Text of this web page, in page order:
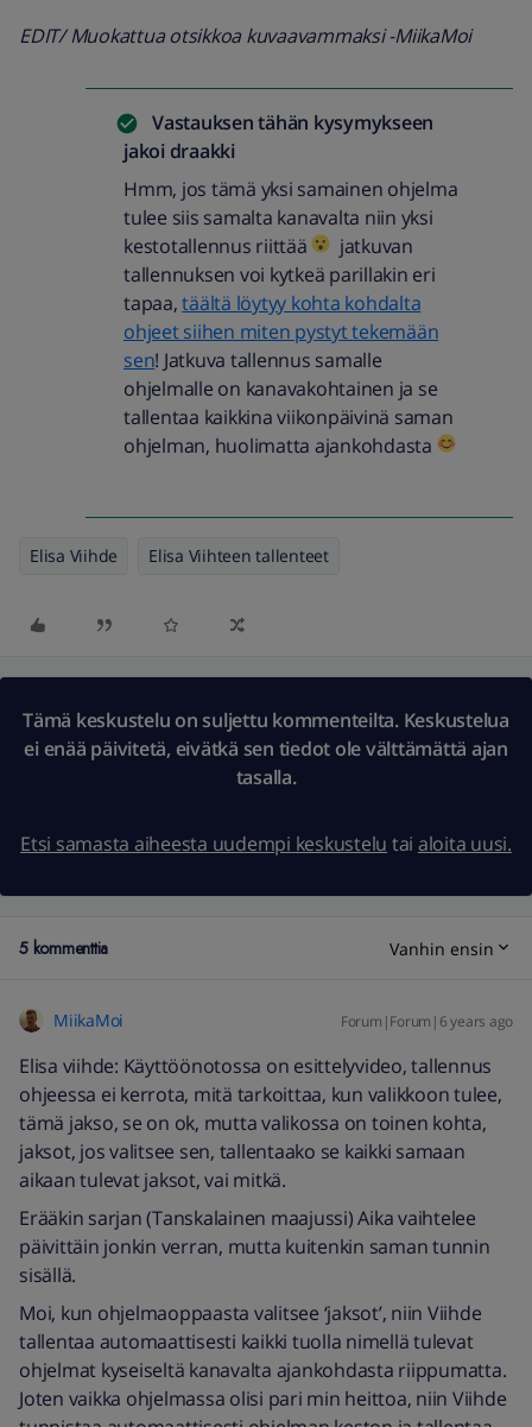
EDIT/ Muokattua otsikkoa kuvaavammaksi -MiikaMoi
Vastauksen tähän kysymykseen
jakoi draakki
Hmm, jos tämä yksi samainen ohjelma
tulee siis samalta kanavalta niin yksi
kestotallennus riittää
jatkuvan
tallennuksen voi kytkeä parillakin eri
tapaa,täältä löytyy kohta kohdalta
ohjeet siihen miten pystyt tekemään
sen! Jatkuva tallennus samalle
ohjelmalle on kanavakohtainen ja se
tallentaa kaikkina viikonpäivinä saman
ohjelman, huolimatta ajankohdasta
Elisa Viihde Elisa Viihteen tallenteet
Tämä keskustelu on suljettu kommenteilta. Keskustelua
ei enää päivitetä, eivätkä sen tiedot ole välttämättä ajan
tasalla.
Etsi samasta aiheesta uudempi keskustelu tai aloita uusi.
5 kommenttia Vanhin ensin
MiikaMoi Forum|Forum|6 years ago
Elisa viihde: Käyttöönotossa on esittelyvideo, tallennus
ohjeessa ei kerrota, mitä tarkoittaa, kun valikkoon tulee,
tämä jakso, se on ok, mutta valikossa on toinen kohta,
jaksot, jos valitsee sen, tallentaako se kaikki samaan
aikaan tulevat jaksot, vai mitkä.
Erääkin sarjan (Tanskalainen maajussi) Aika vaihtelee
päivittäin jonkin verran, mutta kuitenkin saman tunnin
sisällä.
Moi, kun ohjelmaoppaasta valitsee ‘jaksot’, niin Viihde
tallentaa automaattisesti kaikki tuolla nimellä tulevat
ohjelmat kyseiseltä kanavalta ajankohdasta riippumatta.
Joten vaikka ohjelmassa olisi pari min heittoa, niin Viihde